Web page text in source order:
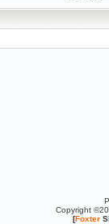
Copyright
[Foxter